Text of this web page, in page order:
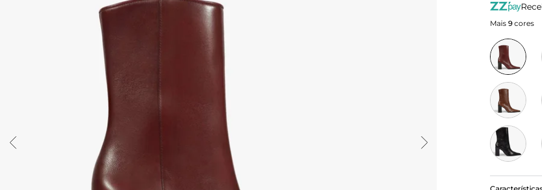
Mais 9 cores